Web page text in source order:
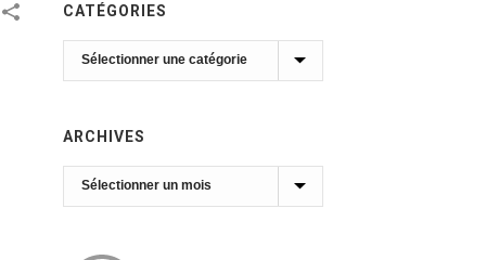
CATÉGORIES
Catégories
ARCHIVES
Archives